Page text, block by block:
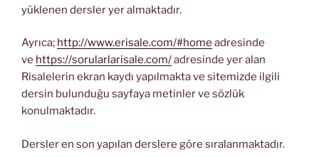
yüklenen dersler yer almaktadır.
Ayrıca; http://www.erisale.com/#home adresinde
ve https://sorularlarisale.com/adresinde yer alan
Risalelerin ekran kaydı yapılmakta ve sitemizde ilgili
dersin bulunduğu sayfaya metinler ve sözlük
konulmaktadır.
Dersler en son yapılan derslere göre sıralanmaktadır.